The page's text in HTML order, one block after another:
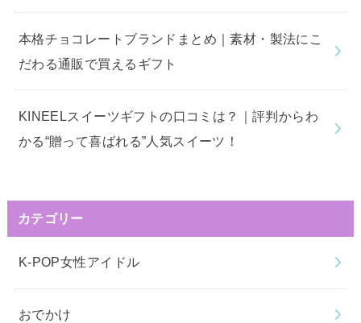
本格チョコレートブランドまとめ｜素材・製法にこ
だわる通販で買えるギフト
KINEELスイーツギフトの口コミは？｜評判からわ
かる“贈って喜ばれる”人気スイーツ！
カテゴリー
K-POP女性アイドル
おでかけ